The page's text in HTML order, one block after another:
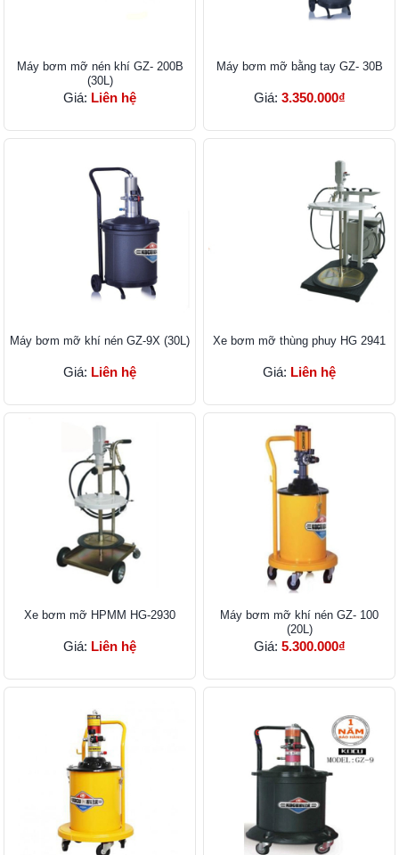
Máy bơm mỡ nén khí GZ- 200B
(30L)
Giá: Liên hệ
Máy bơm mỡ bằng tay GZ- 30B
Giá: 3.350.000₫
Máy bơm mỡ khí nén GZ-9X (30L)
Giá: Liên hệ
Xe bơm mỡ thùng phuy HG 2941
Giá: Liên hệ
Xe bơm mỡ HPMM HG-2930
Giá: Liên hệ
Máy bơm mỡ khí nén GZ- 100
(20L)
Giá: 5.300.000₫